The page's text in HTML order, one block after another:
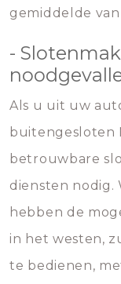
gemiddelde
-
Als u uit uw
buitengesloten
betrouwbare
diensten nodig.
hebben de
in het westen,
te bedienen,